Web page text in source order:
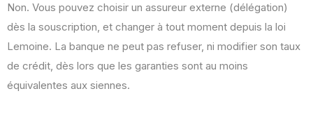
Non. Vous pouvez choisir un assureur externe (délégation)
dès la souscription, et changer à tout moment depuis la loi
Lemoine. La banque ne peut pas refuser, ni modifier son taux
de crédit, dès lors que les garanties sont au moins
équivalentes aux siennes.